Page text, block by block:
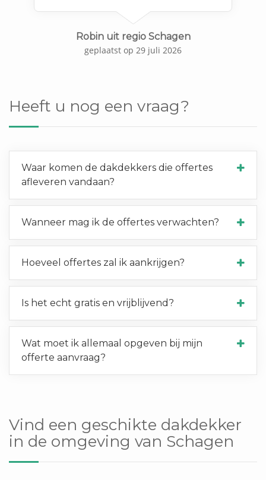
Robin uit regio Schagen
geplaatst op 29 juli 2026
Heeft u nog een vraag?
Waar komen de dakdekkers die offertes
afleveren vandaan?
Wanneer mag ik de offertes verwachten?
Hoeveel offertes zal ik aankrijgen?
Is het echt gratis en vrijblijvend?
Wat moet ik allemaal opgeven bij mijn
offerte aanvraag?
Vind een geschikte dakdekker
in de omgeving van Schagen